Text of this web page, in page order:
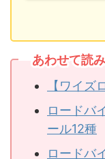
あわせて読
【ワイズ
ロードバ
ール12種
ロードバ